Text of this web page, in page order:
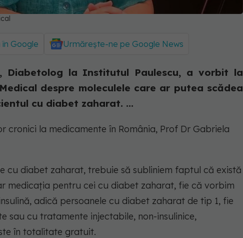
Google Urmărește-ne pe Google News
Diabetolog la Institutul Paulescu, a vorbit la
despre moleculele care ar putea scădea
cu diabet zaharat. ...
cronici la medicamente în România, Prof Dr Gabriela
cu diabet zaharat, trebuie să subliniem faptul că există
medicația pentru cei cu diabet zaharat, fie că vorbim
adică persoanele cu diabet zaharat de tip 1, fie
sau cu tratamente injectabile, non-insulinice,
în totalitate gratuit.